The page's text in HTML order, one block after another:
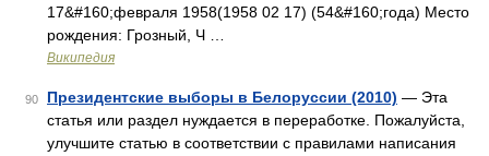
17&#160;февраля 1958(1958 02 17) (54&#160;года) Место
рождения: Грозный, Ч …
Википедия
90 Президентские выборы в Белоруссии (2010) — Эта
статья или раздел нуждается в переработке. Пожалуйста,
улучшите статью в соответствии с правилами написания